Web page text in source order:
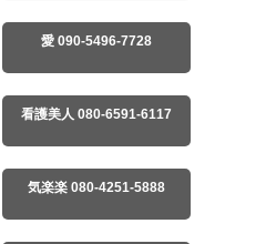
愛 090-5496-7728
看護美人 080-6591-6117
気楽楽 080-4251-5888